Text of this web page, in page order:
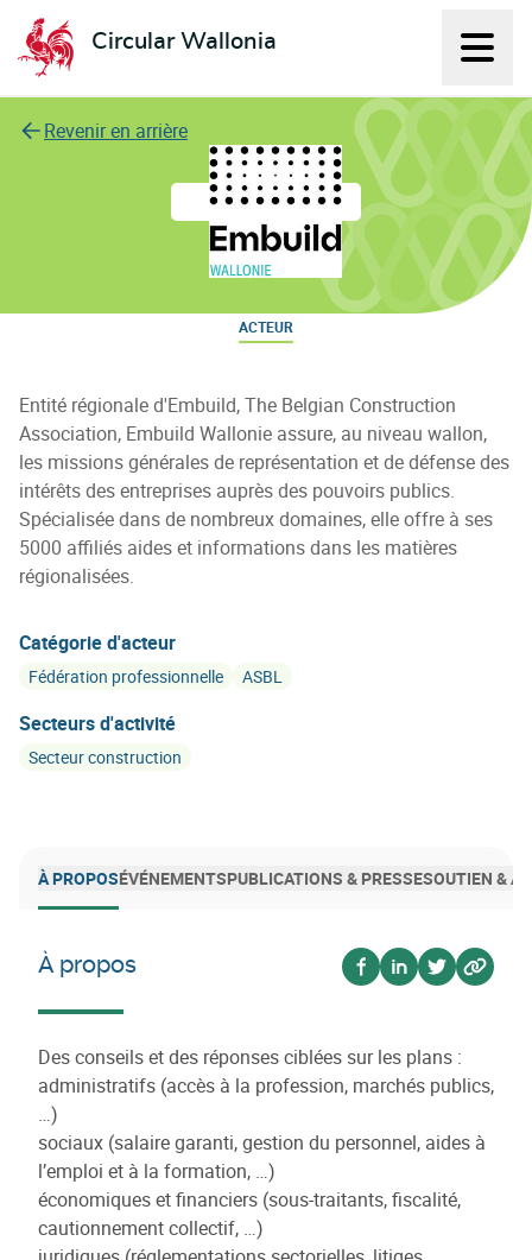
Circular Wallonia
L'économie circulaire
Revenir en arrière
Embuild Wallonie
ACTEUR
Entité régionale d'Embuild, The Belgian Construction
Association, Embuild Wallonie assure, au niveau wallon,
les missions générales de représentation et de défense des
intérêts des entreprises auprès des pouvoirs publics.
Spécialisée dans de nombreux domaines, elle offre à ses
5000 affiliés aides et informations dans les matières
régionalisées.
Catégorie d'acteur
Fédération professionnelle ASBL
Secteurs d'activité
Secteur construction
À PROPOSÉVÉNEMENTSPUBLICATIONS & PRESSESOUTIEN &
À propos
Voir sur facebook
Voir sur linkedin
Voir sur
Voir
Des conseils et des réponses ciblées sur les plans :
administratifs (accès à la profession, marchés publics,
…)
sociaux (salaire garanti, gestion du personnel, aides à
l’emploi et à la formation, …)
économiques et financiers (sous-traitants, fiscalité,
cautionnement collectif, …)